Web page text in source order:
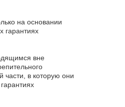
на основании
гарантиях
вне
части, в которую они